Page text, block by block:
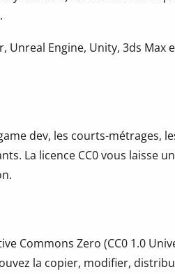
Engine, Unity, 3ds Max
dev, les courts-métrages,
La licence CC0 vous laisse
Commons Zero (CC0 1.0
la copier, modifier,